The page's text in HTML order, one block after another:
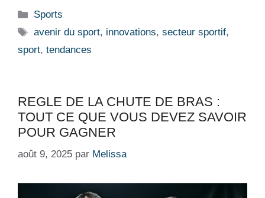
Catégories
Sports
Étiquettes
avenir du sport, innovations,secteur sportif,
sport, tendances
REGLE DE LA CHUTE DE BRAS :
TOUT CE QUE VOUS DEVEZ SAVOIR
POUR GAGNER
août 9, 2025 par Melissa